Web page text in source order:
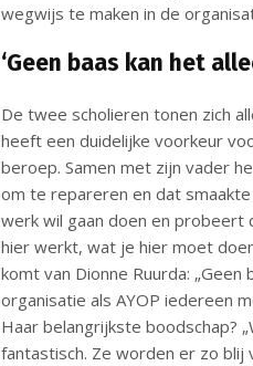
wegwijs te maken in de
‘Geen baas kan het
De twee scholieren tonen zich
heeft een duidelijke voorkeur
beroep. Samen met zijn vader
om te repareren en dat
werk wil gaan doen en probeert
hier werkt, wat je hier moet
komt van Dionne Ruurda:
organisatie als AYOP iedereen
Haar belangrijkste boodschap?
fantastisch. Ze worden er zo blij